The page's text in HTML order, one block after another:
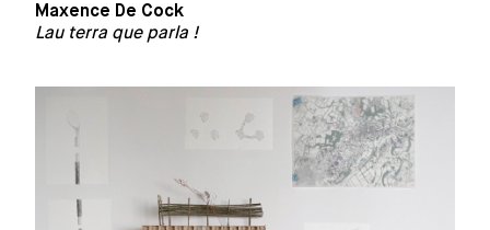
Maxence De Cock
Lau terra que parla !